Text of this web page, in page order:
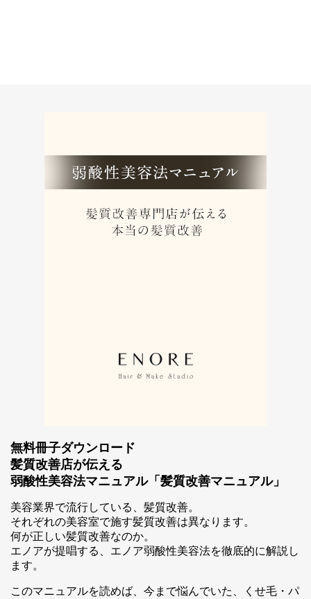
無料冊子ダウンロード
髪質改善店が伝える
弱酸性美容法マニュアル「髪質改善マニュアル」
美容業界で流行している、髪質改善。
それぞれの美容室で施す髪質改善は異なります。
何が正しい髪質改善なのか。
エノアが提唱する、エノア弱酸性美容法を徹底的に解説し
ます。
このマニュアルを読めば、今まで悩んでいた、くせ毛・パ
スマホ公式アプリのご案内